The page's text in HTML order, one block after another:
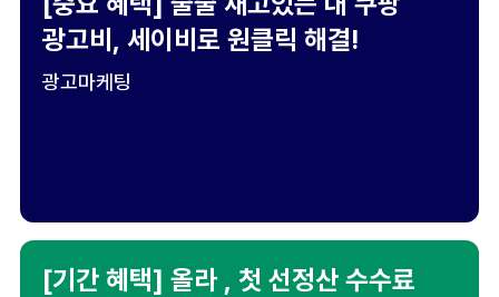
광고비, 세이비로 원클릭 해결!
광고마케팅
[기간 혜택] 올라 , 첫 선정산 수수료